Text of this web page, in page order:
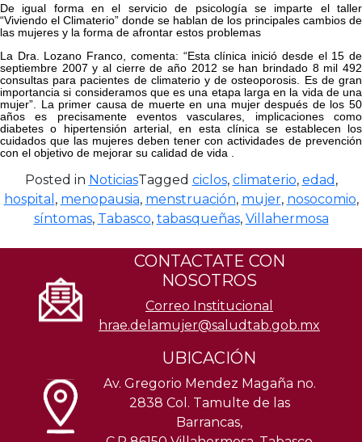
De igual forma en el servicio de psicología se imparte el taller
“Viviendo el Climaterio” donde se hablan de los principales cambios de
las mujeres y la forma de afrontar estos problemas
La Dra. Lozano Franco, comenta: “Esta clínica inició desde el 15 de
septiembre 2007 y al cierre de año 2012 se han brindado 8 mil 492
consultas para pacientes de climaterio y de osteoporosis. Es de gran
importancia si consideramos que es una etapa larga en la vida de una
mujer”. La primer causa de muerte en una mujer después de los 50
años es precisamente eventos vasculares, implicaciones como
diabetes o hipertensión arterial, en esta clínica se establecen los
cuidados que las mujeres deben tener con actividades de prevención
con el objetivo de mejorar su calidad de vida .
Posted in NoticiasTagged ciclos, climaterio, edad ,
hospital , menopausia, menstruación, mujer, nosocomio,
síntomas, Tabasco, tabasqueñas, Villahermosa
CONTACTATE CON
NOSOTROS
Correo Institucional
hrae.delamujer@saludtab.gob.mx
UBICACIÓN
Av. Gregorio Mendez Magaña no.
2838 Col. Tamulte de las
Barrancas,